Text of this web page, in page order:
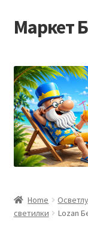
Skip
to
Skip
to
Маркет
Checkout
Homepage
Privacy Policy
Контакт
Home
светилки
Lozan